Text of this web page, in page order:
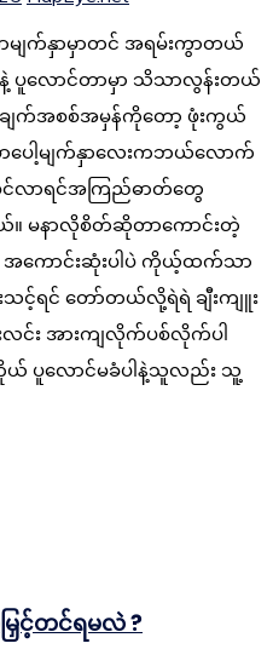
က်နှာမှာတင် အရမ်းကွာတယ်
ပူလောင်တာမှာ သိသာလွန်းတယ်
ျက်အစစ်အမှန်ကိုတော့ ဖုံးကွယ်
ာပေါ့မျက်နှာလေးကဘယ်လောက်
င်လာရင်အကြည်ဓာတ်တွေ
။ မနာလိုစိတ်ဆိုတာကောင်းတဲ့
ကောင်းဆုံးပါပဲ ကိုယ့်ထက်သာ
င့်ရင် တော်တယ်လို့ရဲရဲ ချီးကျူး
င်း အားကျလိုက်ပစ်လိုက်ပါ
ပူလောင်မခံပါနဲ့သူလည်း သူ့
င့်တင်ရမလဲ ?